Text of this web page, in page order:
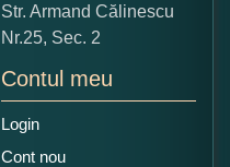
Str. Armand Călinescu
Nr.25, Sec. 2
Contul meu
Login
Cont nou